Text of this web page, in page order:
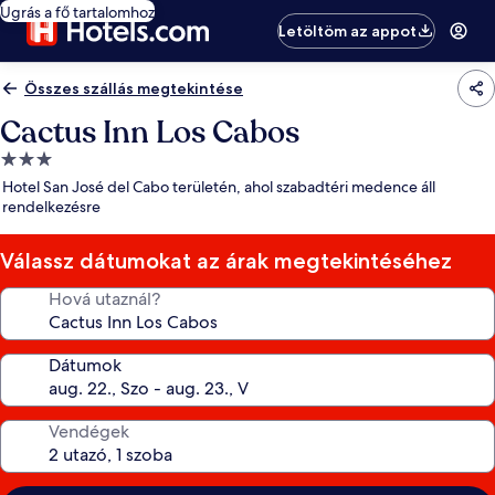
Ugrás a fő tartalomhoz
Letöltöm az appot
Összes szállás megtekintése
Cactus Inn Los Cabos
3.0
csillagos
szálláshely
Hotel San José del Cabo területén, ahol szabadtéri medence áll
rendelkezésre
Válassz dátumokat az árak megtekintéséhez
Hová utaznál?
Dátumok
Vendégek